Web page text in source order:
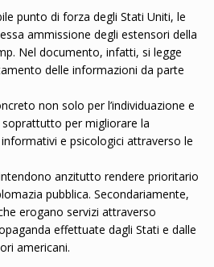
punto di forza degli Stati Uniti, le
ammissione degli estensori della
Nel documento, infatti, si legge
delle informazioni da parte
non solo per l’individuazione e
per migliorare la
e psicologici attraverso le
anzitutto rendere prioritario
pubblica. Secondariamente,
erogano servizi attraverso
effettuate dagli Stati e dalle
americani.